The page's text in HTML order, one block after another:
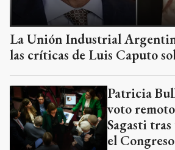
La Unión Industrial
las críticas de Luis Caputo
Patricia
voto
Sagasti
el Congreso